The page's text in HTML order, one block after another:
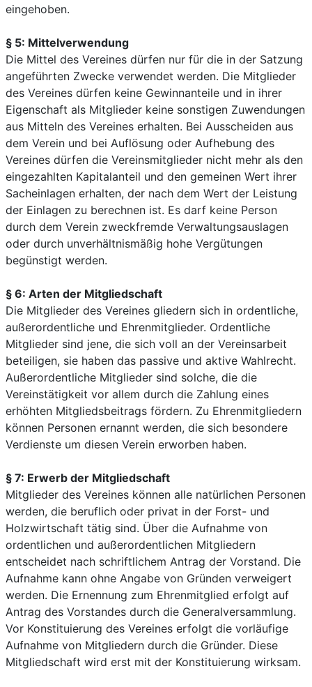
eingehoben.
§ 5: Mittelverwendung
Die Mittel des Vereines dürfen nur für die in der Satzung
angeführten Zwecke verwendet werden. Die Mitglieder
des Vereines dürfen keine Gewinnanteile und in ihrer
Eigenschaft als Mitglieder keine sonstigen Zuwendungen
aus Mitteln des Vereines erhalten. Bei Ausscheiden aus
dem Verein und bei Auflösung oder Aufhebung des
Vereines dürfen die Vereinsmitglieder nicht mehr als den
eingezahlten Kapitalanteil und den gemeinen Wert ihrer
Sacheinlagen erhalten, der nach dem Wert der Leistung
der Einlagen zu berechnen ist. Es darf keine Person
durch dem Verein zweckfremde Verwaltungsauslagen
oder durch unverhältnismäßig hohe Vergütungen
begünstigt werden.
§ 6: Arten der Mitgliedschaft
Die Mitglieder des Vereines gliedern sich in ordentliche,
außerordentliche und Ehrenmitglieder. Ordentliche
Mitglieder sind jene, die sich voll an der Vereinsarbeit
beteiligen, sie haben das passive und aktive Wahlrecht.
Außerordentliche Mitglieder sind solche, die die
Vereinstätigkeit vor allem durch die Zahlung eines
erhöhten Mitgliedsbeitrags fördern. Zu Ehrenmitgliedern
können Personen ernannt werden, die sich besondere
Verdienste um diesen Verein erworben haben.
§ 7: Erwerb der Mitgliedschaft
Mitglieder des Vereines können alle natürlichen Personen
werden, die beruflich oder privat in der Forst- und
Holzwirtschaft tätig sind. Über die Aufnahme von
ordentlichen und außerordentlichen Mitgliedern
entscheidet nach schriftlichem Antrag der Vorstand. Die
Aufnahme kann ohne Angabe von Gründen verweigert
werden. Die Ernennung zum Ehrenmitglied erfolgt auf
Antrag des Vorstandes durch die Generalversammlung.
Vor Konstituierung des Vereines erfolgt die vorläufige
Aufnahme von Mitgliedern durch die Gründer. Diese
Mitgliedschaft wird erst mit der Konstituierung wirksam.